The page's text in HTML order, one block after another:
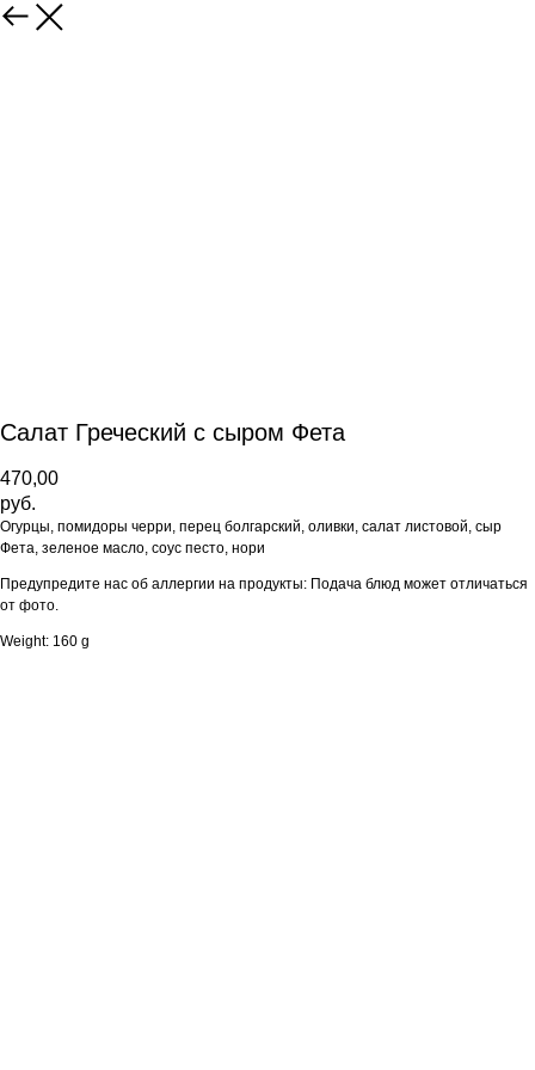
Салат Греческий с сыром Фета
470,00
руб.
Огурцы, помидоры черри, перец болгарский, оливки, салат листовой, сыр
Фета, зеленое масло, соус песто, нори
Предупредите нас об аллергии на продукты: Подача блюд может отличаться
от фото.
Weight: 160 g